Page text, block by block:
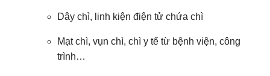
Dây chì, linh kiện điện tử chứa chì
Mạt chì, vụn chì, chì y tế từ bệnh viện, công
trình…